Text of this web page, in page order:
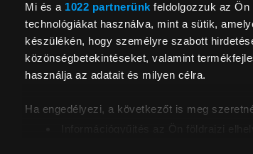
Mi és a 1022 partnerünk feldolgozzuk az
technológiákat használva, mint a sütik,
készülékén, hogy személyre szabott
közönségbetekintéseket, valamint
használja az adatait és milyen célra.
Ha engedélyezi, a következőt is meg
© 2026. Minden